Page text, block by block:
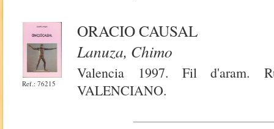
Ref.: 76215
ORACIO CAUSAL
Lanuza, Chimo
Valencia 1997. Fil d'aram.
VALENCIANO.